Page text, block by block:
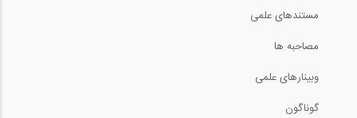
مستندهای علمی
مصاحبه ها
وبینارهای علمی
گوناگون